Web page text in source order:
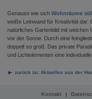
Genauso wie sich Wohnräume
weiße Leinwand für Kreativität dar.
natürliches Gartenbild mit weichen
vor der Sonne. Durch eine
doppelt so groß. Das private
und Lichtelementen eine individuelle
zurück zu: Aktuelles aus der
Kontakt |